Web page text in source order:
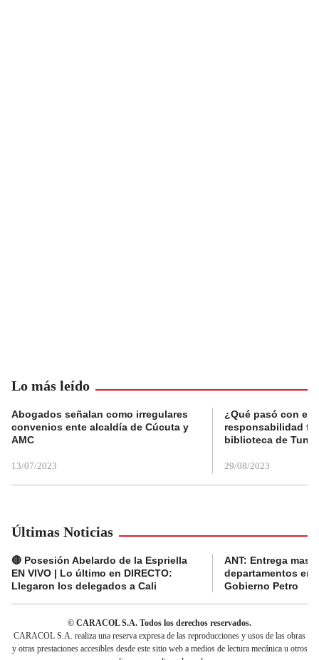
Lo más leído
Abogados señalan como irregulares
convenios ente alcaldía de Cúcuta y
AMC
13/07/2023
¿Qué pasó con el
responsabilidad
biblioteca de
29/08/2023
Últimas Noticias
🔴 Posesión Abelardo de la Espriella
EN VIVO | Lo último en DIRECTO:
Llegaron los delegados a Cali
ANT: Entrega
departamentos en
Gobierno Petro
© CARACOL S.A. Todos los derechos reservados.
CARACOL S.A. realiza una reserva expresa de las reproducciones y usos de las obras
y otras prestaciones accesibles desde este sitio web a medios de lectura mecánica u otros